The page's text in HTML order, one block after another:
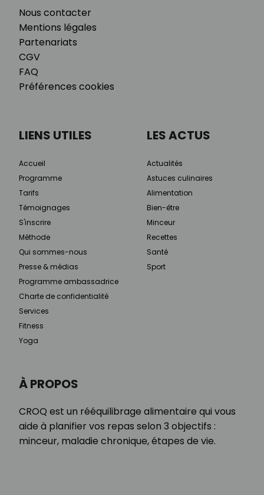
Nous contacter
Mentions légales
Partenariats
CGV
FAQ
Préférences cookies
À PROPOS
CROQ est un rééquilibrage alimentaire qui vous
aide à planifier vos repas selon 3 objectifs :
minceur, maladie chronique, étapes de vie.
LIENS UTILES
Accueil
Programme
Tarifs
Témoignages
S'inscrire
Méthode
Qui sommes-nous
Presse & médias
Programme ambassadrice
Charte de confidentialité
Services
Fitness
Yoga
LES ACTUS
Actualités
Astuces culinaires
Alimentation
Bien-être
Minceur
Recettes
Santé
Sport